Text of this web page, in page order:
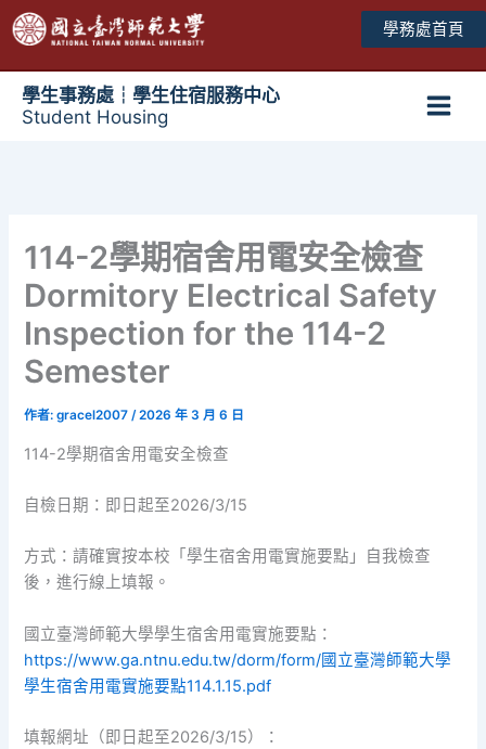
至
學務處首頁
學生事務處┆學生住宿服務中心
Student Housing
114-2學期宿舍用電安全檢查
Dormitory Electrical Safety
Inspection for the 114-2
Semester
作者:gracel2007/2026 年 3 月 6 日
114-2學期宿舍用電安全檢查
自檢日期：即日起至2026/3/15
方式：請確實按本校「學生宿舍用電實施要點」自我檢查
後，進行線上填報。
國立臺灣師範大學學生宿舍用電實施要點：
https://www.ga.ntnu.edu.tw/dorm/form/國立臺灣師範大學
學生宿舍用電實施要點114.1.15.pdf
填報網址（即日起至2026/3/15）：